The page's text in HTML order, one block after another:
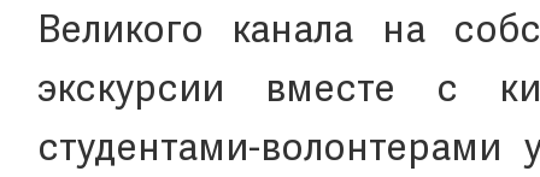
Великого канала на
экскурсии вместе с
студентами-волонтерами